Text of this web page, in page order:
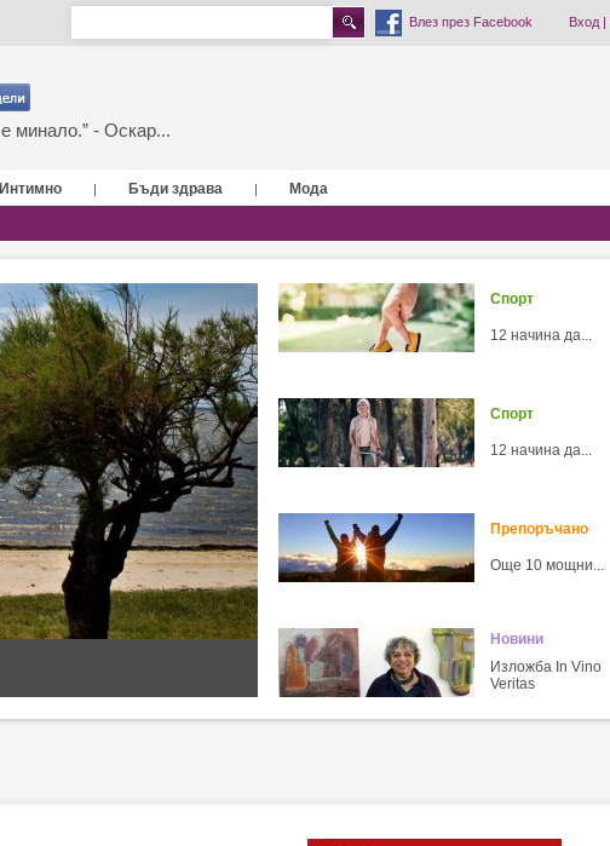
Влез през Facebook Вход|
минало.” - Оскар...
Интимно | Бъди здрава | Мода
Спорт
12 начина да...
Спорт
12 начина да...
Препоръчано
Още 10 мощни...
Новини
Изложба In Vino
Veritas